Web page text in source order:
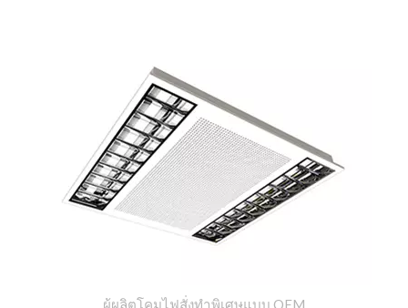
ผู้ผลิตโคมไฟสั่งทำพิเศษแบบ OEM